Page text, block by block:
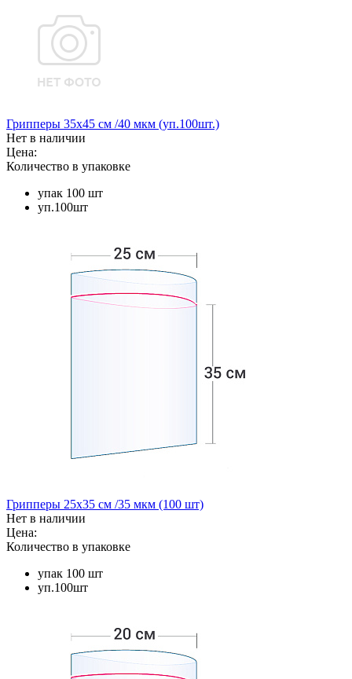
Грипперы 35х45 см /40 мкм (уп.100шт.)
Нет в наличии
Цена:
Количество в упаковке
упак 100 шт
уп.100шт
Грипперы 25х35 см /35 мкм (100 шт)
Нет в наличии
Цена:
Количество в упаковке
упак 100 шт
уп.100шт